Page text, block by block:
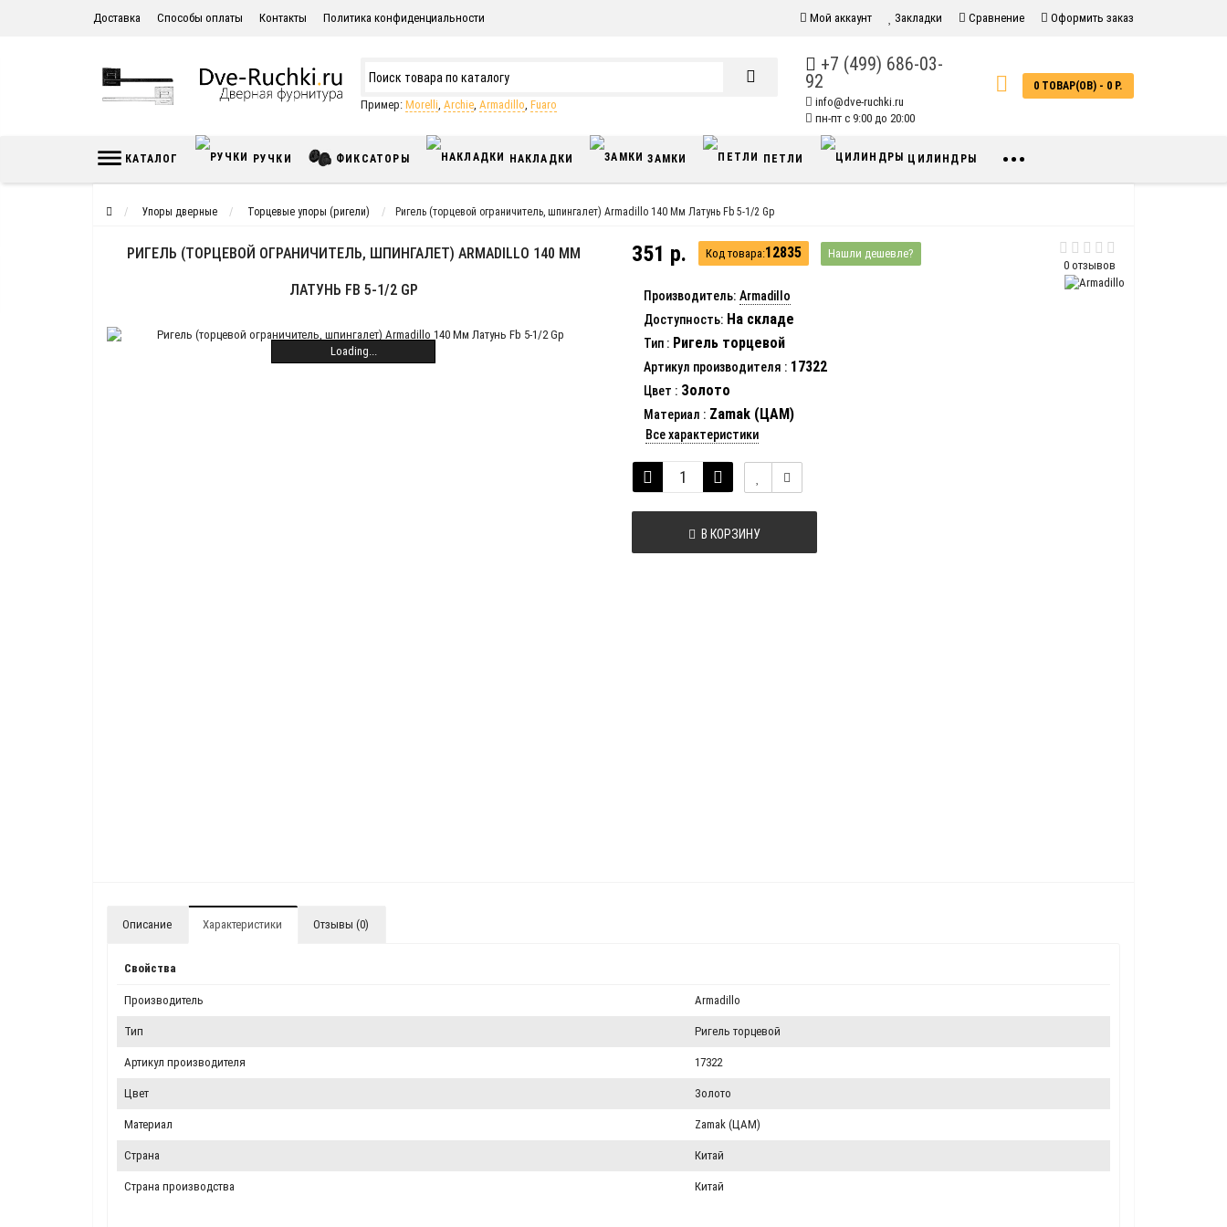
Доставка Способы оплаты Контакты Политика конфиденциальности Мой аккаунт Закладки Сравнение Оформить заказ
Пример: Morelli, Archie, Armadillo, Fuaro
+7 (499) 686-03-
92
info@dve-ruchki.ru
пн-пт с 9:00 до 20:00
0 ТОВАР(ОВ) - 0 Р.
КАТАЛОГ РУЧКИ ФИКСАТОРЫ НАКЛАДКИ ЗАМКИ ПЕТЛИ ЦИЛИНДРЫ •••
Упоры дверные Торцевые упоры (ригели) Ригель (торцевой ограничитель, шпингалет) Armadillo 140 Мм Латунь Fb 5-1/2 Gp
РИГЕЛЬ (ТОРЦЕВОЙ ОГРАНИЧИТЕЛЬ, ШПИНГАЛЕТ) ARMADILLO 140 ММ
ЛАТУНЬ FB 5-1/2 GP
Loading...
0 отзывов
351 р. Код товара:12835 Нашли дешевле?
Производитель: Armadillo
Доступность: На складе
Тип : Ригель торцевой
Артикул производителя : 17322
Цвет : Золото
Материал : Zamak (ЦАМ)
Все характеристики
В КОРЗИНУ
Описание Характеристики Отзывы (0)
Свойства
Производитель Armadillo
Тип Ригель торцевой
Артикул производителя 17322
Цвет Золото
Материал Zamak (ЦАМ)
Страна Китай
Страна производства Китай